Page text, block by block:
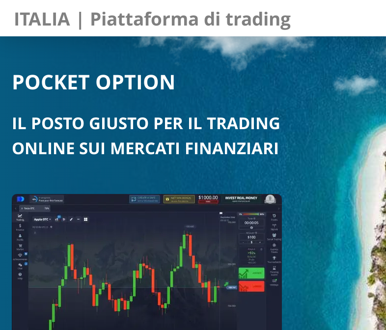
ITALIA | Piattaforma di trading
POCKET OPTION
IL POSTO GIUSTO PER IL TRADING
ONLINE SUI MERCATI FINANZIARI